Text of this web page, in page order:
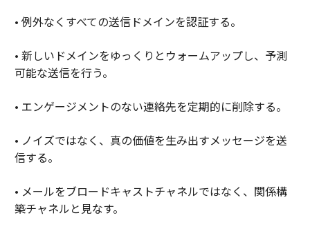
• 例外なくすべての送信ドメインを認証する。
• 新しいドメインをゆっくりとウォームアップし、予測
可能な送信を行う。
• エンゲージメントのない連絡先を定期的に削除する。
• ノイズではなく、真の価値を生み出すメッセージを送
信する。
• メールをブロードキャストチャネルではなく、関係構
築チャネルと見なす。